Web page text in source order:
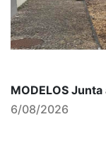
MODELOS
6/08/2026